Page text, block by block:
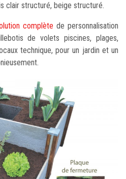
clair structuré, beige structuré.
complète de personnalisation
de volets piscines, plages,
technique, pour un jardin et un